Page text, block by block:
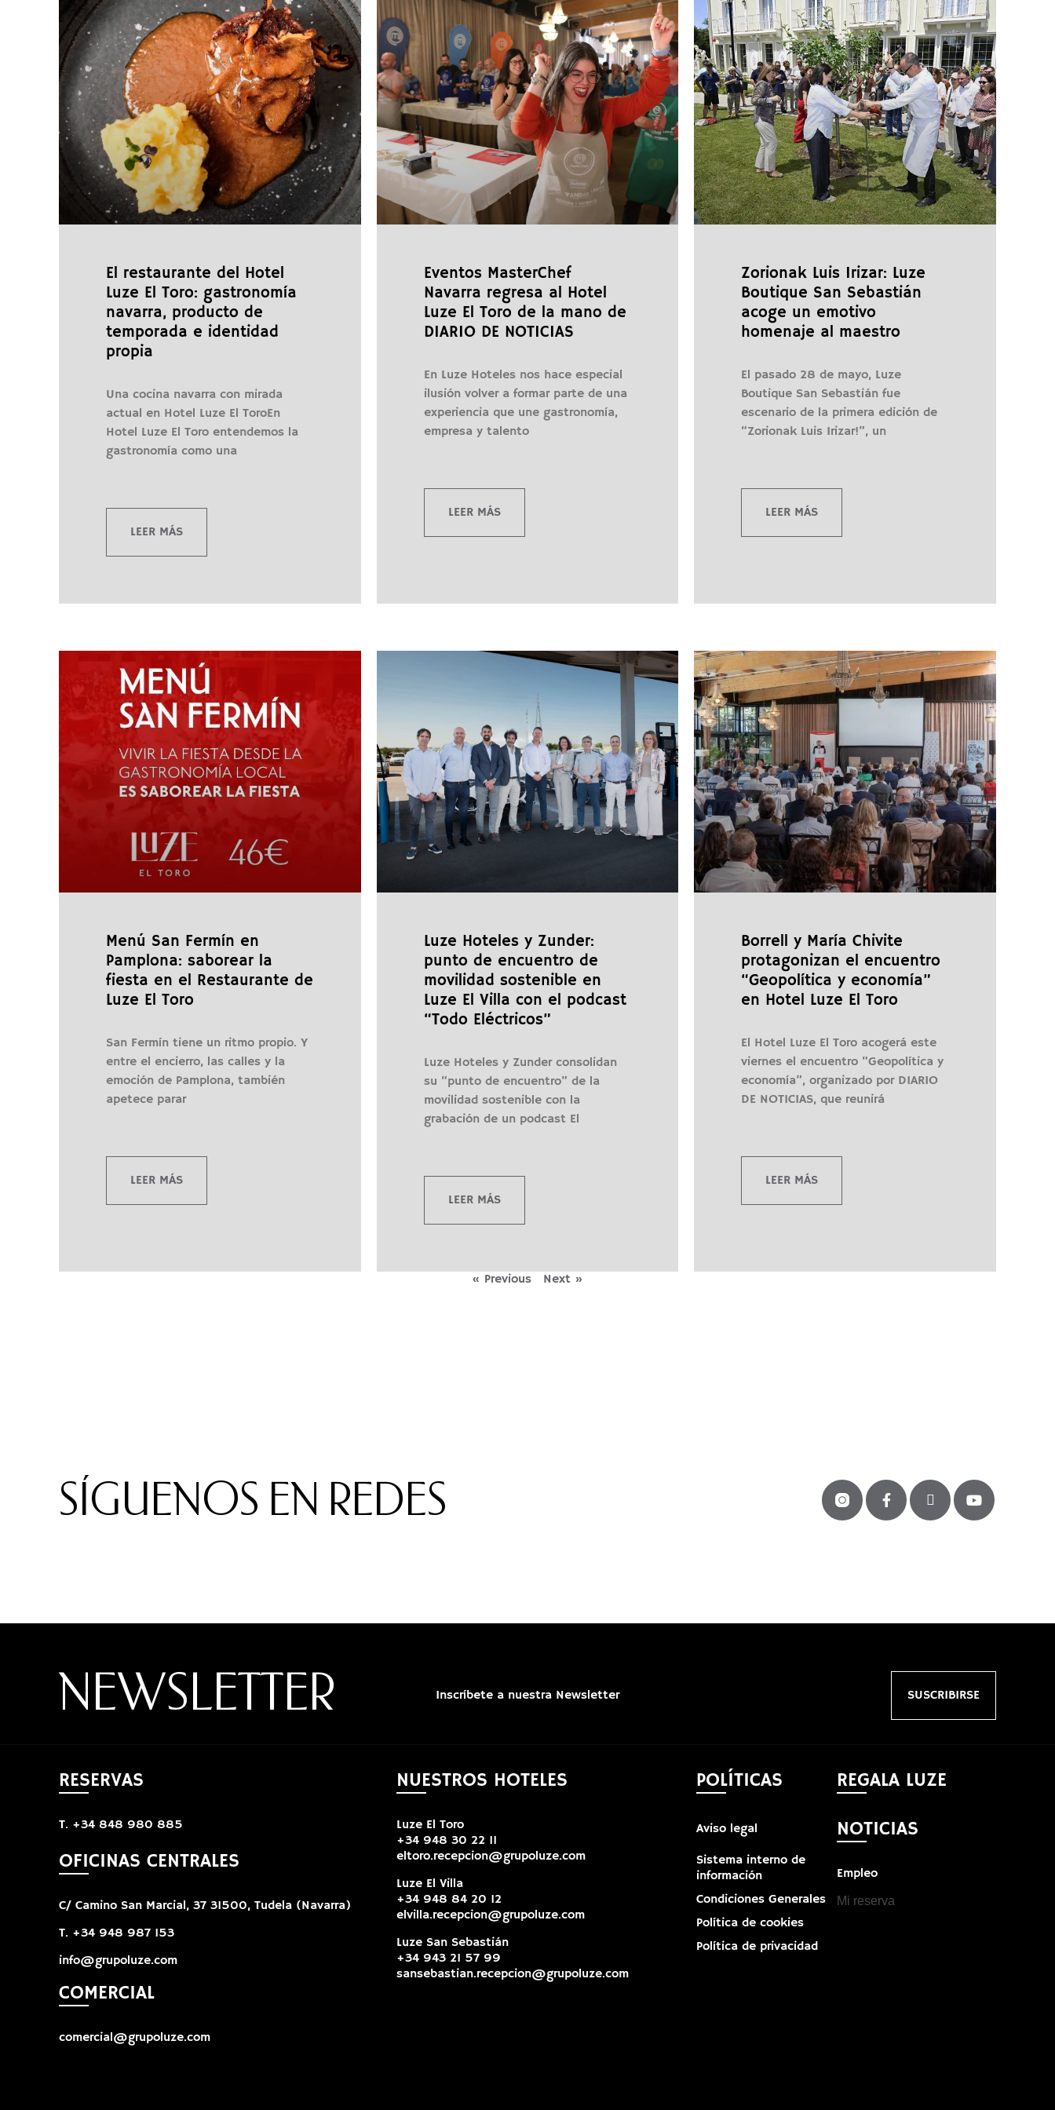
El restaurante del Hotel
Luze El Toro: gastronomía
navarra, producto de
temporada e identidad
propia
Una cocina navarra con mirada
actual en Hotel Luze El ToroEn
Hotel Luze El Toro entendemos la
gastronomía como una
LEER MÁS
Eventos MasterChef
Navarra regresa al Hotel
Luze El Toro de la mano de
DIARIO DE NOTICIAS
En Luze Hoteles nos hace especial
ilusión volver a formar parte de una
experiencia que une gastronomía,
empresa y talento
LEER MÁS
Zorionak Luis Irizar: Luze
Boutique San Sebastián
acoge un emotivo
homenaje al maestro
El pasado 28 de mayo, Luze
Boutique San Sebastián fue
escenario de la primera edición de
“Zorionak Luis Irizar!”, un
LEER MÁS
Menú San Fermín en
Pamplona: saborear la
fiesta en el Restaurante de
Luze El Toro
San Fermín tiene un ritmo propio. Y
entre el encierro, las calles y la
emoción de Pamplona, también
apetece parar
LEER MÁS
Luze Hoteles y Zunder:
punto de encuentro de
movilidad sostenible en
Luze El Villa con el podcast
“Todo Eléctricos”
Luze Hoteles y Zunder consolidan
su “punto de encuentro” de la
movilidad sostenible con la
grabación de un podcast El
LEER MÁS
Borrell y María Chivite
protagonizan el encuentro
“Geopolítica y economía”
en Hotel Luze El Toro
El Hotel Luze El Toro acogerá este
viernes el encuentro “Geopolítica y
economía”, organizado por DIARIO
DE NOTICIAS, que reunirá
LEER MÁS
« Previous Next »
SÍGUENOS EN REDES
NEWSLETTER Inscríbete a nuestra Newsletter SUSCRIBIRSE
RESERVAS
T. +34 848 980 885
OFICINAS CENTRALES
C/ Camino San Marcial, 37 31500, Tudela (Navarra)
T. +34 948 987 153
info@grupoluze.com
COMERCIAL
comercial@grupoluze.com
NUESTROS HOTELES
Luze El Toro
+34 948 30 22 11
eltoro.recepcion@grupoluze.com
Luze El Villa
+34 948 84 20 12
elvilla.recepcion@grupoluze.com
Luze San Sebastián
+34 943 21 57 99
sansebastian.recepcion@grupoluze.com
POLÍTICAS
Aviso legal
Sistema interno de
información
Condiciones Generales
Política de cookies
Política de privacidad
REGALA LUZE
NOTICIAS
Empleo
Mi reserva